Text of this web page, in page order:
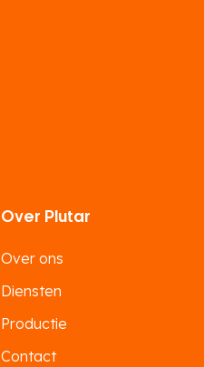
Over Plutar
Over ons
Diensten
Productie
Contact